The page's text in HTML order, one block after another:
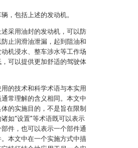
，包括上述的发动机。
采用油封的发动机，可以防
止润滑油泄漏，起到阻油和
机浸水、整车涉水等工作场
可以提供更加舒适的驾驶体
的技术和科学术语与本实用
常理解的含义相同。本文中
的实施目的，不是旨在限制
如“设置”等术语既可以表示
件，也可以表示一个部件通
本文中在一个实施方式中描